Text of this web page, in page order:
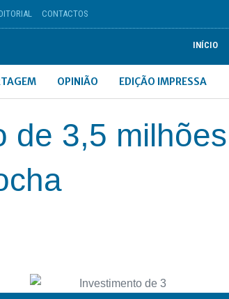
CONTACTOS
INÍCIO
OPINIÃO EDIÇÃO IMPRESSA
de 3,5